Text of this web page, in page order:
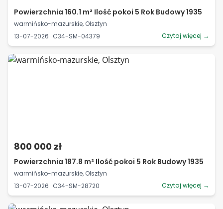
Powierzchnia 160.1 m² Ilość pokoi 5 Rok Budowy 1935
warmińsko-mazurskie, Olsztyn
13-07-2026 · C34-SM-04379
Czytaj więcej →
800 000 zł
Powierzchnia 187.8 m² Ilość pokoi 5 Rok Budowy 1935
warmińsko-mazurskie, Olsztyn
13-07-2026 · C34-SM-28720
Czytaj więcej →